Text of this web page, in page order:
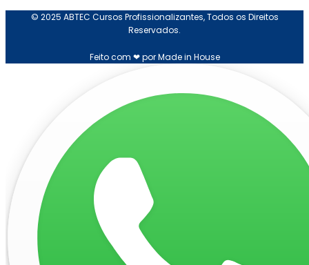
© 2025 ABTEC Cursos Profissionalizantes, Todos os Direitos
Reservados.
Feito com ❤ por Made in House